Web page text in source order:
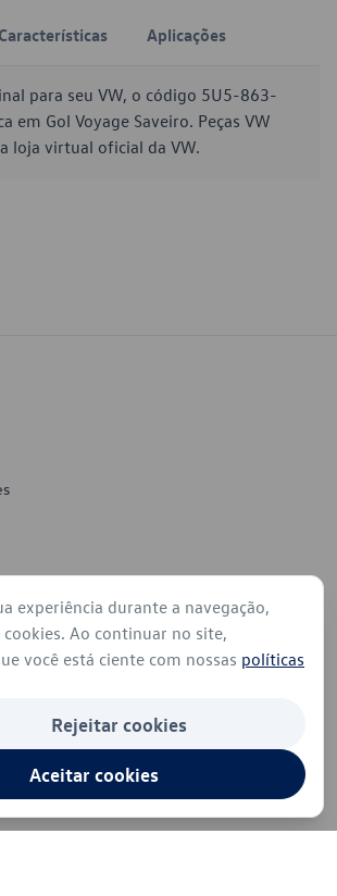
Características Aplicações
para seu VW, o código 5U5-863-
em Gol Voyage Saveiro. Peças VW
loja virtual oficial da VW.
experiência durante a navegação,
Ao continuar no site,
você está ciente com nossas políticas
Rejeitar cookies
Aceitar cookies